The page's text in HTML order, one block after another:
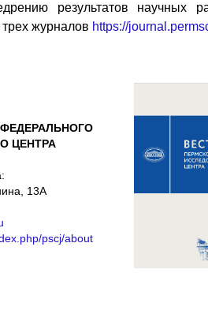
результатов научных
журналов https://
ЦЕНТРА
13А
pscj/about